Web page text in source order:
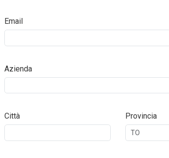
Email
Azienda
Città Provincia